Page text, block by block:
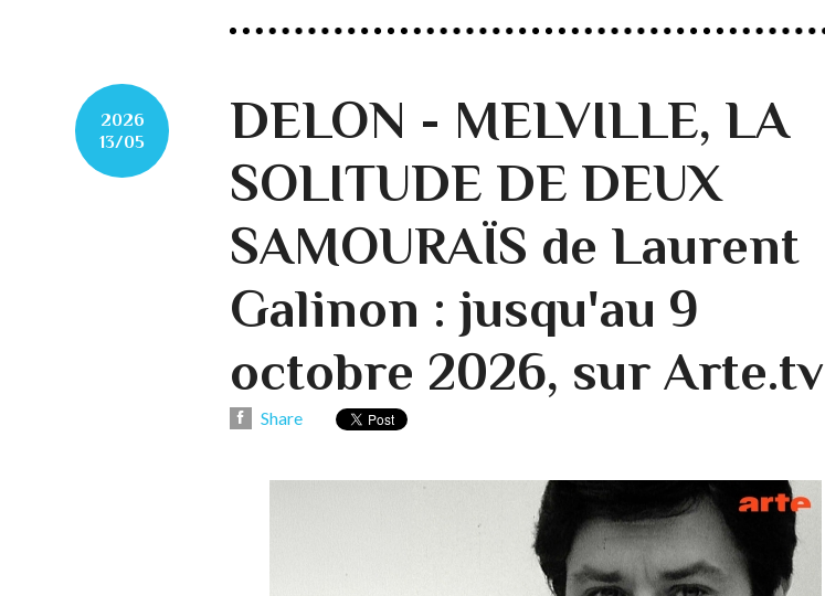
2026
13/05
DELON - MELVILLE, LA
SOLITUDE DE DEUX
SAMOURAÏS de Laurent
Galinon : jusqu'au 9
octobre 2026, sur Arte.tv
Share